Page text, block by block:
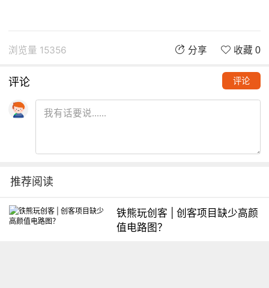
浏览量 15356 分享 收藏 0
评论 评论
推荐阅读
铁熊玩创客 | 创客项目缺少高颜
值电路图？